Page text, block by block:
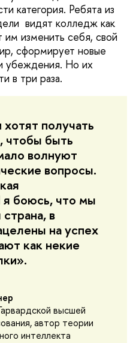
категория. Ребята из
видят колледж как
изменить себя, свой
сформирует новые
убеждения. Но их
в три раза.
получать
чтобы быть
волнуют
вопросы.
я боюсь, что мы
в
на успех
как некие
высшей
автор теории
интеллекта